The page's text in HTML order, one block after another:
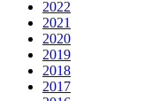
2022
2021
2020
2019
2018
2017